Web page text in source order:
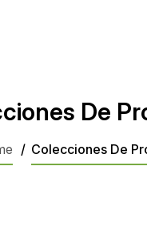
De
Colecciones De